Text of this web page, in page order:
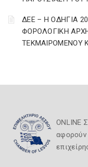
ΔΕΕ – Η ΟΔΗΓΙΑ
ΦΟΡΟΛΟΓΙΚΗ
ΤΕΚΜΑΙΡΟΜΕΝΟΥ
ONLINE
αφορούν